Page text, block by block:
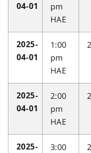
04-01
pm
HAE
2025-
04-01
1:00
pm
HAE
2
2025-
04-01
2:00
pm
HAE
2
2025-
3:00
2